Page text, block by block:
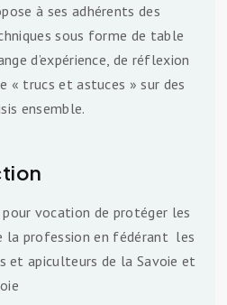
à ses adhérents des
sous forme de table
d’expérience, de réflexion
« trucs et astuces » sur des
ensemble.
pour vocation de protéger les
la profession en fédérant les
et apiculteurs de la Savoie et